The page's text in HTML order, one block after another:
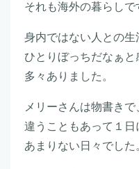
それも海外の暮らしで
身内ではない人との生
ひとりぼっちだなぁと
多々ありました。
メリーさんは物書き
違うこともあって１日
あまりない日々でした